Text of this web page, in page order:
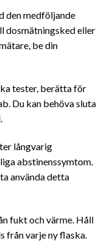
den medföljande
dosmätningsked eller
be din
tester, berätta för
Du kan behöva sluta
långvarig
abstinenssymtom.
använda detta
fukt och värme. Håll
från varje ny flaska.